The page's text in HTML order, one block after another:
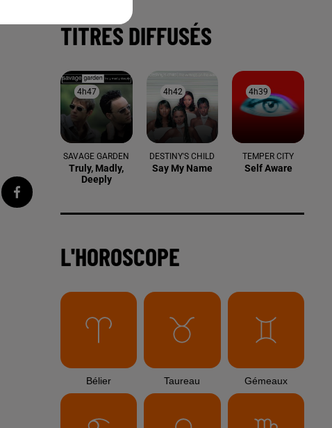
TITRES DIFFUSÉS
4h47
4h47
SAVAGE GARDEN
Truly, Madly,
Deeply
4h42
4h42
DESTINY'S CHILD
Say My Name
4h39
4h39
TEMPER CITY
Self Aware
L'HOROSCOPE
Bélier Taureau Gémeaux